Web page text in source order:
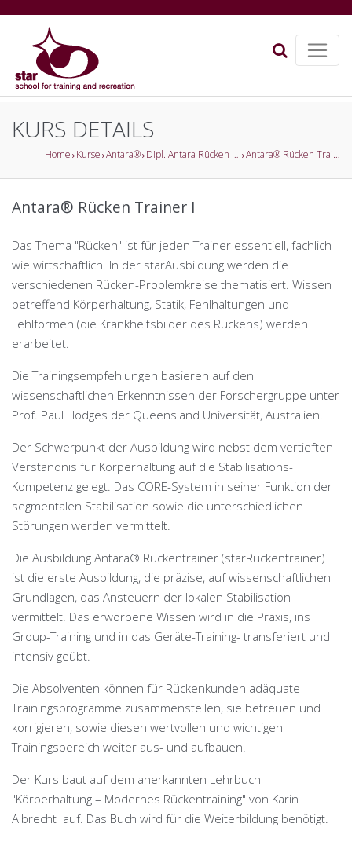
KURS DETAILS
Home Kurse Antara® Dipl. Antara Rücken Trainer Antara® Rücken Trainer I
Antara® Rücken Trainer I
Das Thema "Rücken" ist für jeden Trainer essentiell, fachlich
wie wirtschaftlich. In der starAusbildung werden die
verschiedenen Rücken-Problemkreise thematisiert. Wissen
betreffend Körperhaltung, Statik, Fehlhaltungen und
Fehlformen (die Krankheitsbilder des Rückens) werden
erarbeitet.
Die Trainingsempfehlungen basieren auf den
wissenschaftlichen Erkenntnissen der Forschergruppe unter
Prof. Paul Hodges der Queensland Universität, Australien.
Der Schwerpunkt der Ausbildung wird nebst dem vertieften
Verständnis für Körperhaltung auf die Stabilisations-
Kompetenz gelegt. Das CORE-System in seiner Funktion der
segmentalen Stabilisation sowie die unterschiedlichen
Störungen werden vermittelt.
Die Ausbildung Antara® Rückentrainer (starRückentrainer)
ist die erste Ausbildung, die präzise, auf wissenschaftlichen
Grundlagen, das Ansteuern der lokalen Stabilisation
vermittelt. Das erworbene Wissen wird in die Praxis, ins
Group-Training und in das Geräte-Training- transferiert und
intensiv geübt.
Die Absolventen können für Rückenkunden adäquate
Trainingsprogramme zusammenstellen, sie betreuen und
korrigieren, sowie diesen wertvollen und wichtigen
Trainingsbereich weiter aus- und aufbauen.
Der Kurs baut auf dem anerkannten Lehrbuch
"Körperhaltung – Modernes Rückentraining" von Karin
Albrecht auf. Das Buch wird für die Weiterbildung benötigt.